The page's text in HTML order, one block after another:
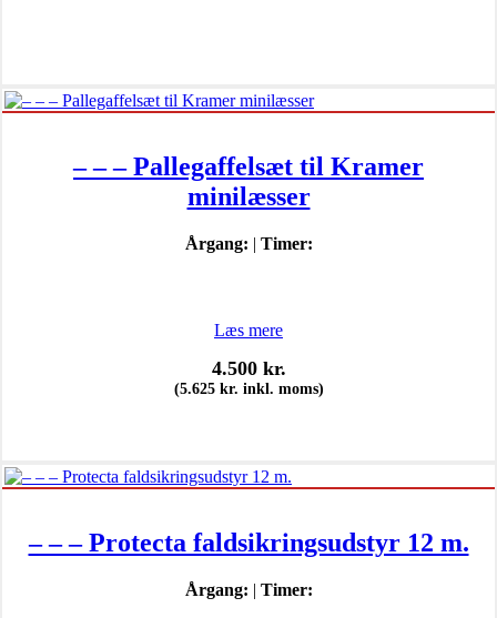
– – – Pallegaffelsæt til Kramer
minilæsser
Årgang: | Timer:
Læs mere
4.500 kr.
(5.625 kr. inkl. moms)
– – – Protecta faldsikringsudstyr 12 m.
Årgang: | Timer: